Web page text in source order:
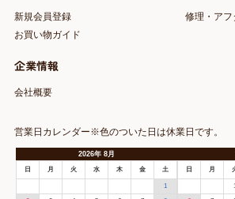
新規会員登録
お買い物ガイド
修理・アフ
企業情報
会社概要
営業日カレンダー※色のついた日は休業日です。
2026年 8月
日 月 火 水 木 金 土
1
日 月